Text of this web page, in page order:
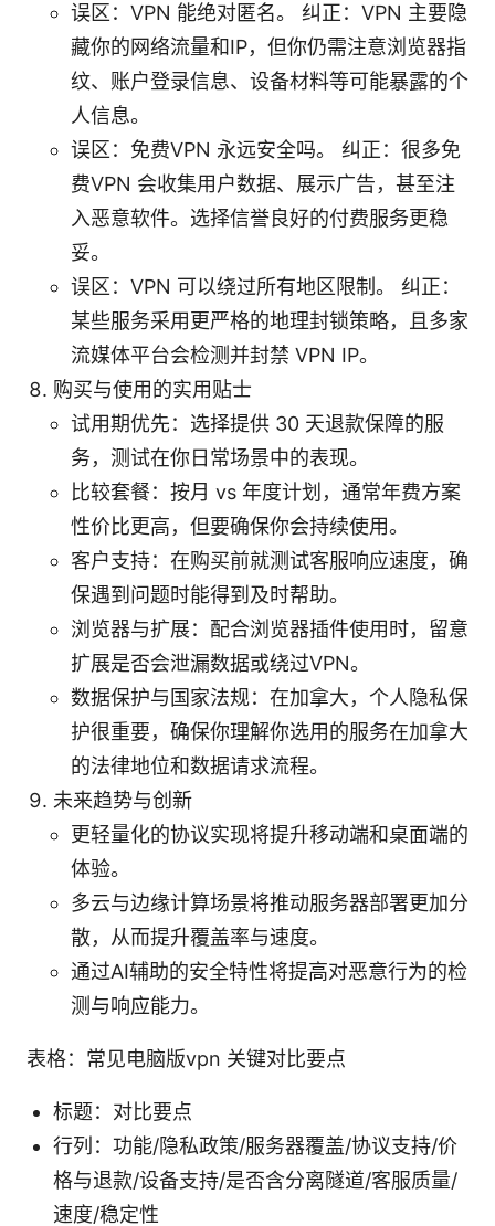
误区：VPN 能绝对匿名。 纠正：VPN 主要隐
藏你的网络流量和IP，但你仍需注意浏览器指
纹、账户登录信息、设备材料等可能暴露的个
人信息。
误区：免费VPN 永远安全吗。 纠正：很多免
费VPN 会收集用户数据、展示广告，甚至注
入恶意软件。选择信誉良好的付费服务更稳
妥。
误区：VPN 可以绕过所有地区限制。 纠正：
某些服务采用更严格的地理封锁策略，且多家
流媒体平台会检测并封禁 VPN IP。
购买与使用的实用贴士
试用期优先：选择提供 30 天退款保障的服
务，测试在你日常场景中的表现。
比较套餐：按月 vs 年度计划，通常年费方案
性价比更高，但要确保你会持续使用。
客户支持：在购买前就测试客服响应速度，确
保遇到问题时能得到及时帮助。
浏览器与扩展：配合浏览器插件使用时，留意
扩展是否会泄漏数据或绕过VPN。
数据保护与国家法规：在加拿大，个人隐私保
护很重要，确保你理解你选用的服务在加拿大
的法律地位和数据请求流程。
未来趋势与创新
更轻量化的协议实现将提升移动端和桌面端的
体验。
多云与边缘计算场景将推动服务器部署更加分
散，从而提升覆盖率与速度。
通过AI辅助的安全特性将提高对恶意行为的检
测与响应能力。
表格：常见电脑版vpn 关键对比要点
标题：对比要点
行列：功能/隐私政策/服务器覆盖/协议支持/价
格与退款/设备支持/是否含分离隧道/客服质量/
速度/稳定性